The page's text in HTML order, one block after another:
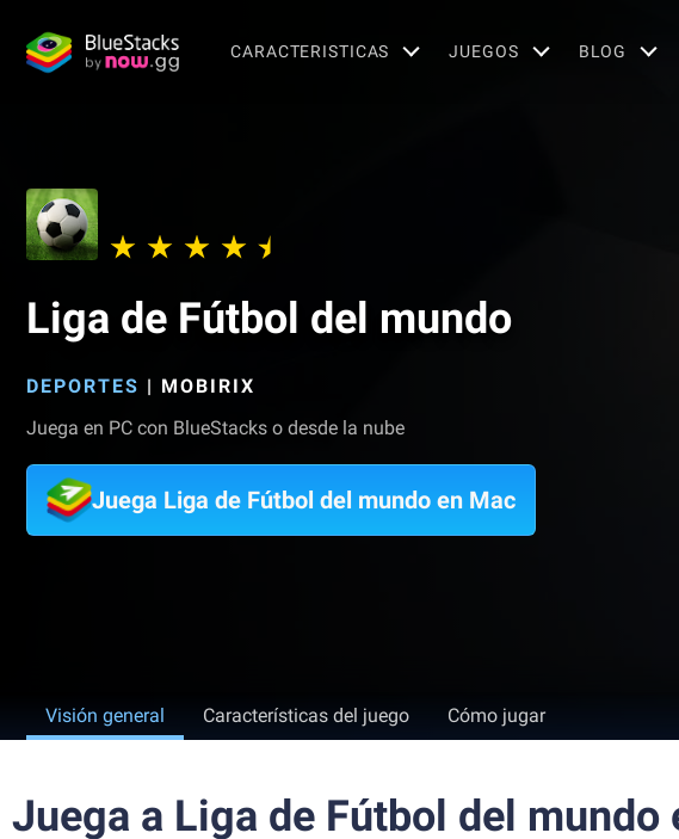
CARACTERISTICAS JUEGOS BLOG
Liga de Fútbol del mundo
DEPORTES | MOBIRIX
Juega en PC con BlueStacks o desde la nube
Juega Liga de Fútbol del mundo en Mac
Visión general Características del juego Cómo jugar
Juega a Liga de Fútbol del mundo